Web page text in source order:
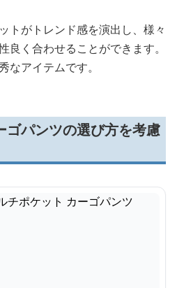
トがトレンド感を演出し、様々
良く合わせることができます。
なアイテムです。
ゴパンツの選び方を考慮